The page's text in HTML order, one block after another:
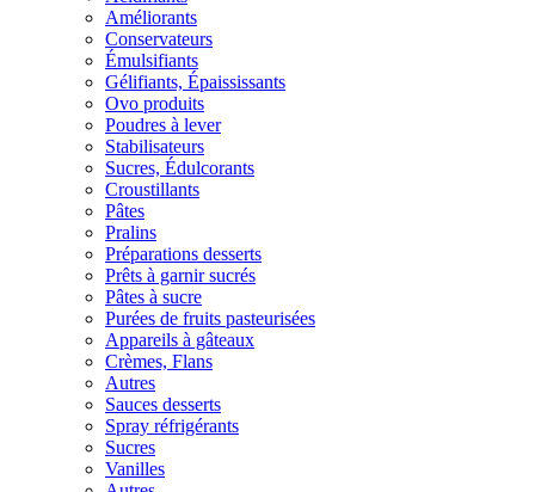
Améliorants
Conservateurs
Émulsifiants
Gélifiants, Épaississants
Ovo produits
Poudres à lever
Stabilisateurs
Sucres, Édulcorants
Croustillants
Pâtes
Pralins
Préparations desserts
Prêts à garnir sucrés
Pâtes à sucre
Purées de fruits pasteurisées
Appareils à gâteaux
Crèmes, Flans
Autres
Sauces desserts
Spray réfrigérants
Sucres
Vanilles